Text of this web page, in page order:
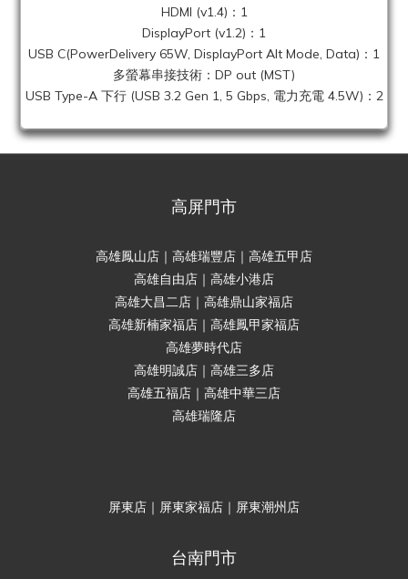
HDMI (v1.4)：1
DisplayPort (v1.2)：1
USB C(PowerDelivery 65W, DisplayPort Alt Mode, Data)：1
多螢幕串接技術：DP out (MST)
USB Type-A 下行 (USB 3.2 Gen 1, 5 Gbps, 電力充電 4.5W)：2
高屏門市
高雄鳳山店｜高雄瑞豐店｜高雄五甲店
高雄自由店｜高雄小港店
高雄大昌二店｜高雄鼎山家福店
高雄新楠家福店｜高雄鳳甲家福店
高雄夢時代店
高雄明誠店｜高雄三多店
高雄五福店｜高雄中華三店
高雄瑞隆店
屏東店｜屏東家福店｜屏東潮州店
台南門市